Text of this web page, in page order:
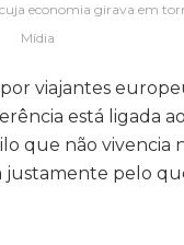
economia girava em
Mídia
viajantes
está ligada
não vivencia
pelo